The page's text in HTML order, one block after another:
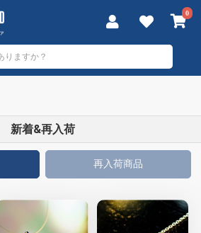
0
新着&再入荷
再入荷商品